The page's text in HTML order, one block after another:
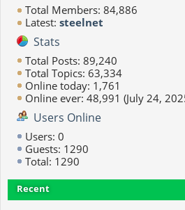
Total Members: 84,886
Latest: steelnet
Stats
Total Posts: 89,240
Total Topics: 63,334
Online today: 1,761
Online ever: 48,991 (July 24,
Users Online
Users: 0
Guests: 1290
Total: 1290
Recent